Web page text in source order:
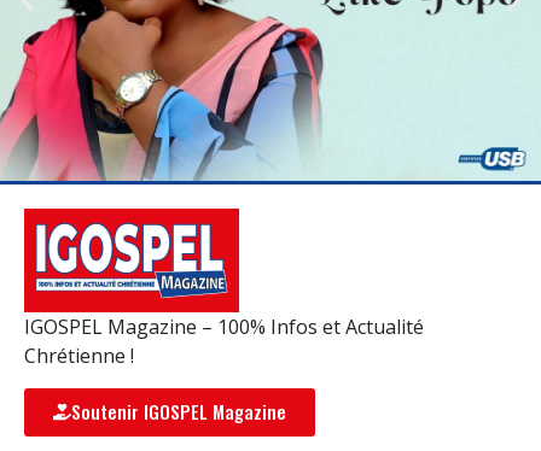
IGOSPEL Magazine – 100% Infos et Actualité
Chrétienne !
Soutenir IGOSPEL Magazine